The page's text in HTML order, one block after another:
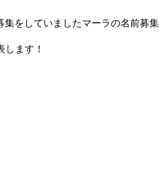
をしていましたマーラの名前募集
ます！